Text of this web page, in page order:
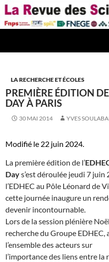
Aller
au
contenu
LA RECHERCHE ET ÉCOLES
PREMIÈRE ÉDITION
DAY À PARIS
30 MAI 2014 YVES
Modifié le 22 juin 2024.
La première édition de l’
Days’est déroulée jeudi 7 juin
l’EDHEC au Pôle Léonard de
cette journée inaugure un
devenir incontournable.
Lors de la session plénière
recherche du Groupe
l’ensemble des acteurs sur
l’importance des liens entre la